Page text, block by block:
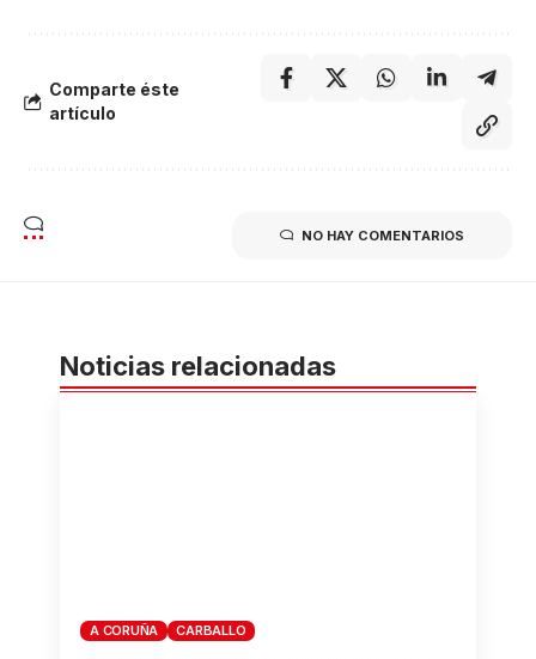
Comparte éste
artículo
NO HAY COMENTARIOS
Noticias relacionadas
A CORUÑA CARBALLO